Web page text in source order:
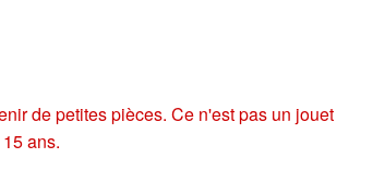
de petites pièces. Ce n'est pas un jouet
ans.